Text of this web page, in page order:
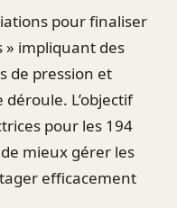
pour finaliser
» impliquant des
de pression et
L’objectif
pour les 194
mieux gérer les
efficacement